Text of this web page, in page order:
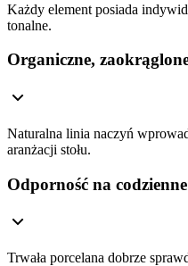
Każdy element posiada
tonalne.
Organiczne,
Naturalna linia naczyń
aranżacji stołu.
Odporność na
Trwała porcelana dobrze